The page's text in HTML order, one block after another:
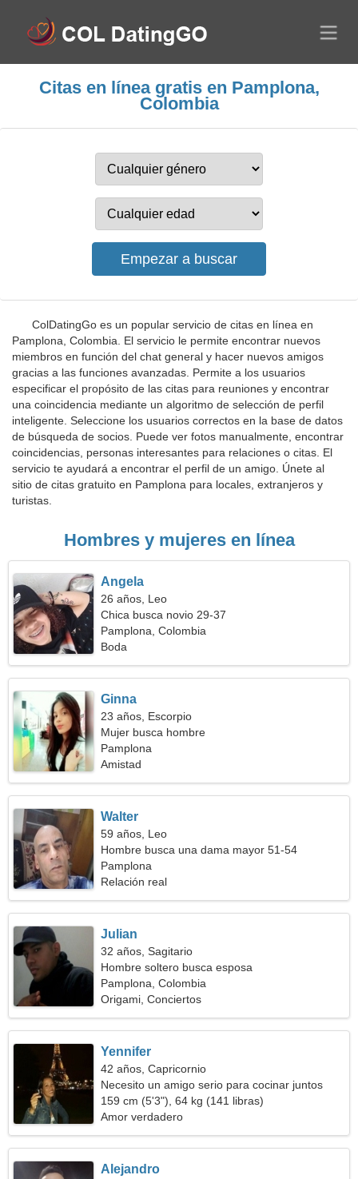
Citas en línea gratis en Pamplona,
Colombia
ColDatingGo es un popular servicio de citas en línea en
Pamplona, Colombia. El servicio le permite encontrar nuevos
miembros en función del chat general y hacer nuevos amigos
gracias a las funciones avanzadas. Permite a los usuarios
especificar el propósito de las citas para reuniones y encontrar
una coincidencia mediante un algoritmo de selección de perfil
inteligente. Seleccione los usuarios correctos en la base de datos
de búsqueda de socios. Puede ver fotos manualmente, encontrar
coincidencias, personas interesantes para relaciones o citas. El
servicio te ayudará a encontrar el perfil de un amigo. Únete al
sitio de citas gratuito en Pamplona para locales, extranjeros y
turistas.
Hombres y mujeres en línea
Angela
26 años, Leo
Chica busca novio 29-37
Pamplona, Colombia
Boda
Ginna
23 años, Escorpio
Mujer busca hombre
Pamplona
Amistad
Walter
59 años, Leo
Hombre busca una dama mayor 51-54
Pamplona
Relación real
Julian
32 años, Sagitario
Hombre soltero busca esposa
Pamplona, Colombia
Origami, Conciertos
Yennifer
42 años, Capricornio
Necesito un amigo serio para cocinar juntos
159 cm (5'3"), 64 kg (141 libras)
Amor verdadero
Alejandro